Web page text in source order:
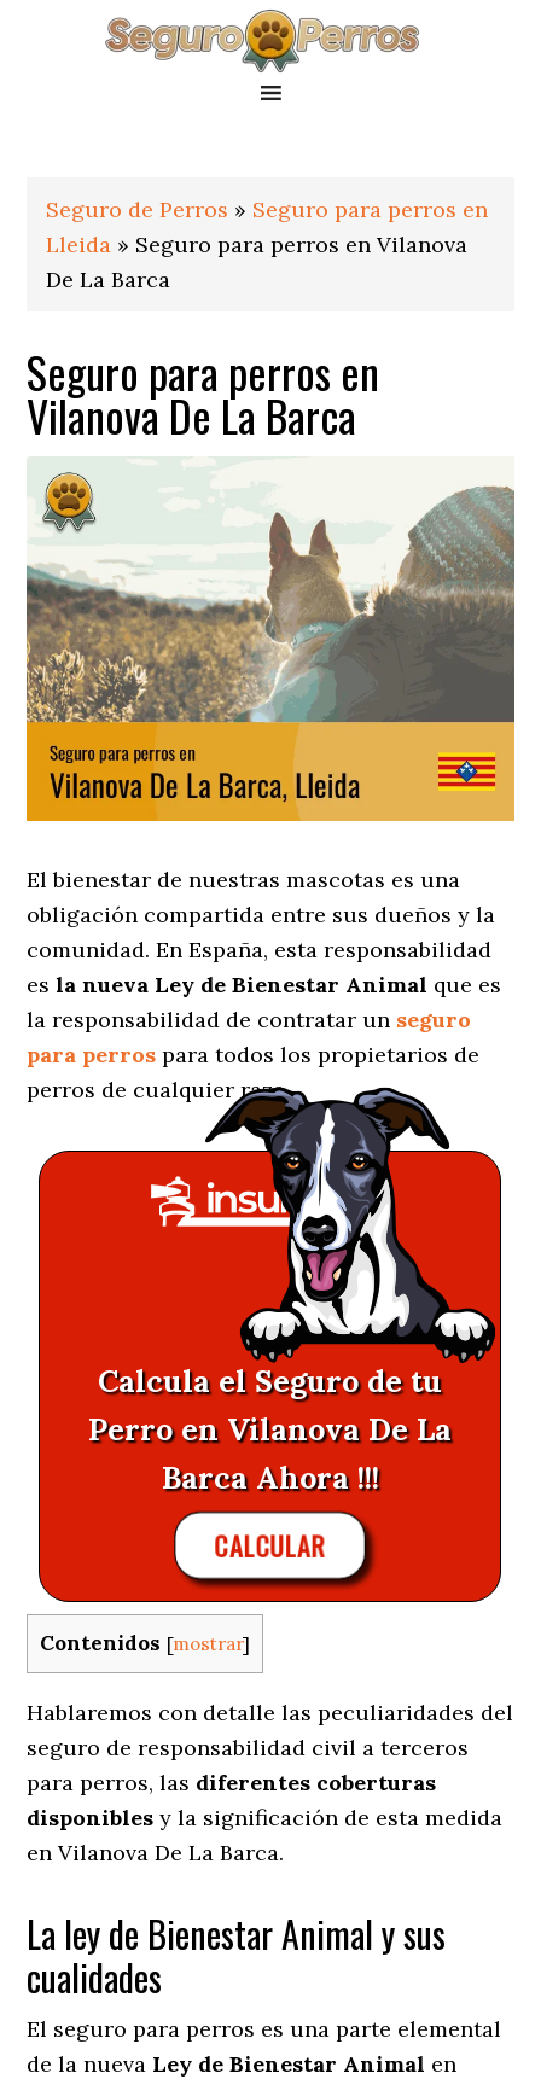
Seguro de Perros » Seguro para perros en
Lleida » Seguro para perros en Vilanova
De La Barca
Seguro para perros en
Vilanova De La Barca
El bienestar de nuestras mascotas es una
obligación compartida entre sus dueños y la
comunidad. En España, esta responsabilidad
esla nueva Ley de Bienestar Animal que es
la responsabilidad de contratar un seguro
para perros para todos los propietarios de
perros de cualquier raza.
Calcula el Seguro de tu
Perro en Vilanova De La
Barca Ahora !!!
CALCULAR
Contenidos [mostrar]
Hablaremos con detalle las peculiaridades del
seguro de responsabilidad civil a terceros
para perros, las diferentes coberturas
disponibles y la significación de esta medida
en Vilanova De La Barca.
La ley de Bienestar Animal y sus
cualidades
El seguro para perros es una parte elemental
de la nueva Ley de Bienestar Animal en